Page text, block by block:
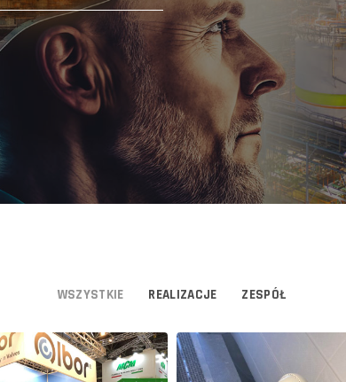
WSZYSTKIE REALIZACJE ZESPÓŁ